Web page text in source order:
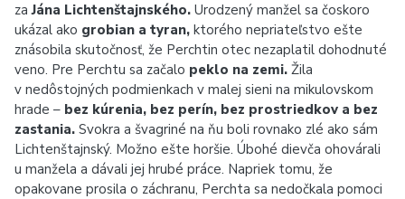
zaJána Lichtenštajnského. Urodzený manžel sa čoskoro
ukázal ako grobian a tyran, ktorého nepriateľstvo ešte
znásobila skutočnosť, že Perchtin otec nezaplatil dohodnuté
veno. Pre Perchtu sa začalo peklo na zemi. Žila
v nedôstojných podmienkach v malej sieni na mikulovskom
hrade – bez kúrenia, bez perín, bez prostriedkov a bez
zastania. Svokra a švagriné na ňu boli rovnako zlé ako sám
Lichtenštajnský. Možno ešte horšie. Úbohé dievča ohovárali
u manžela a dávali jej hrubé práce. Napriek tomu, že
opakovane prosila o záchranu, Perchta sa nedočkala pomoci